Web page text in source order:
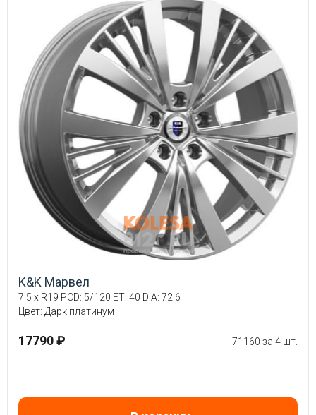
K&K Марвел
7.5 x R19 PCD: 5/120 ET: 40 DIA: 72.6
Цвет: Дарк платинум
17790 ₽ 71160 за 4 шт.